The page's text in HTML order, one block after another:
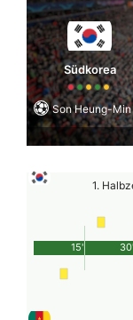
Südkorea
Son Heung-Min
1.
15' 30'